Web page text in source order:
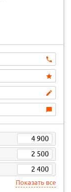
4 900
2 500
2 400
Показать все